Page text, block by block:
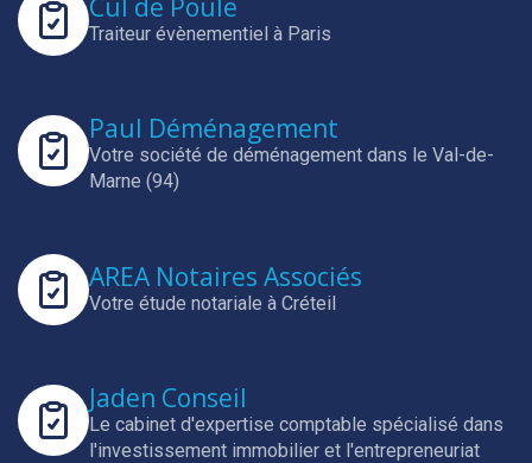
Traiteur évènementiel à Paris
Paul Déménagement
Votre société de déménagement dans le Val-de-
Marne (94)
AREA Notaires Associés
Votre étude notariale à Créteil
Jaden Conseil
Le cabinet d'expertise comptable spécialisé dans
l'investissement immobilier et l'entrepreneuriat